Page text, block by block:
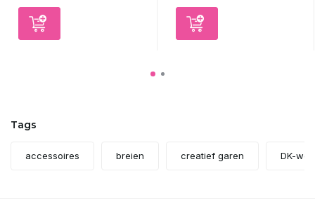
Tags
accessoires breien creatief garen DK-